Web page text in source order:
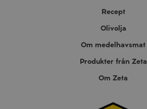
Recept
Olivolja
Om medelhavsmat
Produkter från Zeta
Om Zeta